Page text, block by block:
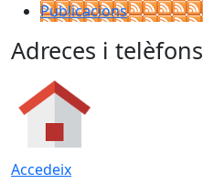
Publicacions
Adreces i telèfons
Accedeix